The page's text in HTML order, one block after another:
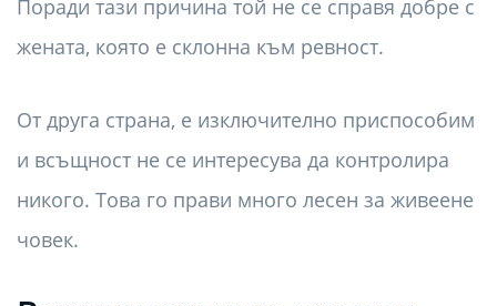
Поради тази причина той не се справя добре с
жената, която е склонна към ревност.
От друга страна, е изключително приспособим
и всъщност не се интересува да контролира
никого. Това го прави много лесен за живеене
човек.